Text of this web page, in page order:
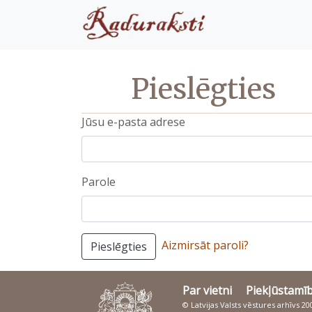
Pieslēgties
Jūsu e-pasta adrese
Parole
Pieslēgties Aizmirsāt paroli?
Par vietni
© Latvijas Valsts vēstures arhīvs